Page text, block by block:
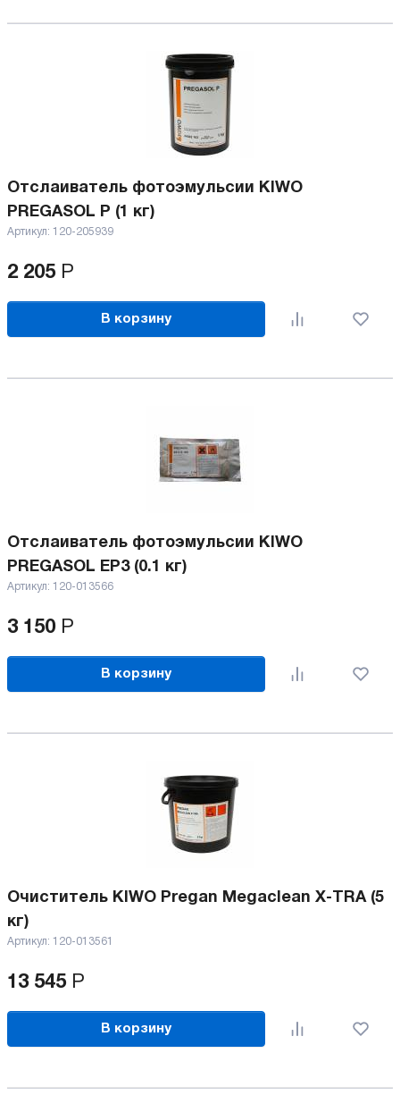
Отслаиватель фотоэмульсии KIWO
PREGASOL P (1 кг)
Артикул: 120-205939
2 205 Р
В корзину
Отслаиватель фотоэмульсии KIWO
PREGASOL EP3 (0.1 кг)
Артикул: 120-013566
3 150 Р
В корзину
Очиститель KIWO Pregan Megaclean X-TRA (5
кг)
Артикул: 120-013561
13 545 Р
В корзину